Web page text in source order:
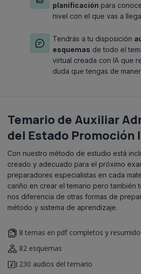
planificación para
nivel con el que vas a
Tendrás a tu disposición
esquemas de todo el
virtual creada con IA que
duda que tengas de
Temario de Auxiliar
del Estado Promoción
Con nuestro método de estudio está
creado y adecuado para el próximo
preparadores especialistas en cada
cariño en crear el temario pero también
nos diferencia de otras formas de
método y sistema de aprendizaje.
8 temas en pdf completos y
82 esquemas
230 audios del temario